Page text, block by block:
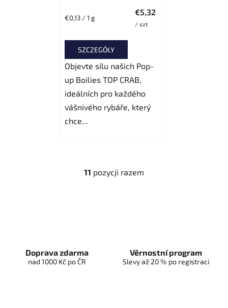
€5,32
/ szt
Cena
€0,13 / 1 g
SZCZEGÓŁY
Objevte sílu našich Pop-
up Boilies TOP CRAB,
ideálních pro každého
vášnivého rybáře, který
chce...
K
11 pozycji razem
Doprava zdarma
nad 1000 Kč po ČR
Věrnostní program
Slevy až 20 % po registraci